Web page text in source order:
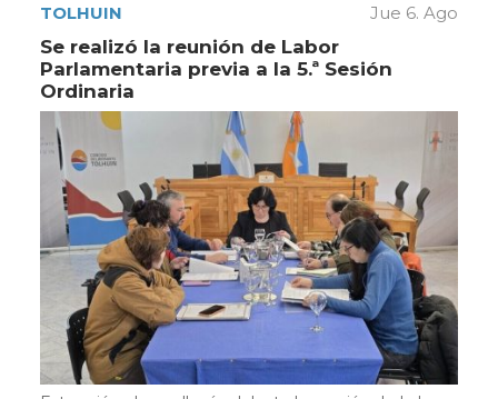
TOLHUIN Jue 6. Ago
Se realizó la reunión de Labor
Parlamentaria previa a la 5.ª Sesión
Ordinaria